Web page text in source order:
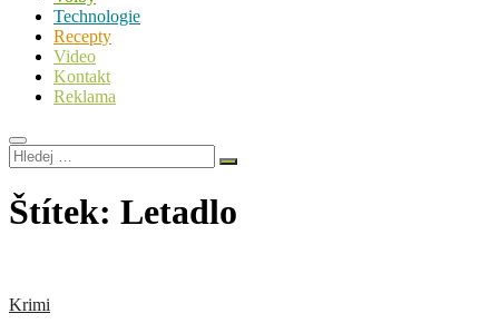
Technologie
Recepty
Video
Kontakt
Reklama
Hledej
…
Štítek: Letadlo
Krimi